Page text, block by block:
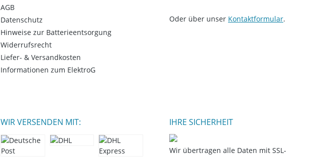
AGB
Datenschutz
Hinweise zur Batterieentsorgung
Widerrufsrecht
Liefer- & Versandkosten
Informationen zum ElektroG
Oder über unser Kontaktformular.
WIR VERSENDEN MIT: IHRE SICHERHEIT
Wir übertragen alle Daten mit SSL-